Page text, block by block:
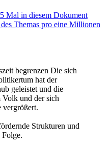
Mal in diesem Dokument
Themas pro eine Millionen
begrenzen Die sich
hat der
geleistet und die
Volk und der sich
vergrößert.
Strukturen und
Folge.